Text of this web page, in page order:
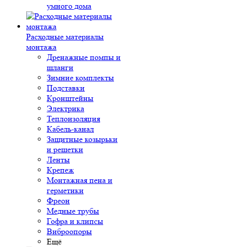
умного дома
Расходные материалы
монтажа
Дренажные помпы и
шланги
Зимние комплекты
Подставки
Кронштейны
Электрика
Теплоизоляция
Кабель-канал
Защитные козырьки
и решетки
Ленты
Крепеж
Монтажная пена и
герметики
Фреон
Медные трубы
Гофра и клипсы
Виброопоры
Ещё